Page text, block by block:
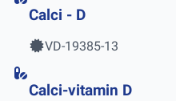
Calci - D
VD-19385-13
Calci-vitamin D